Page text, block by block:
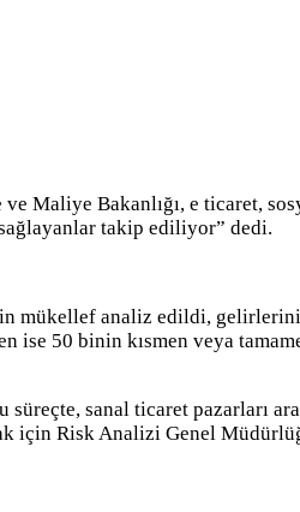
Maliye Bakanlığı, e ticaret,
takip ediliyor” dedi.
mükellef analiz edildi, gelirlerini
ise 50 binin kısmen veya
sanal ticaret pazarları
için Risk Analizi Genel